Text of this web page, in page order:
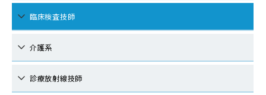
臨床検査技師
介護系
診療放射線技師